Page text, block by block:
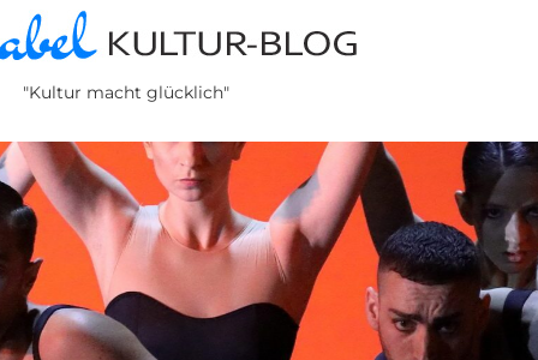
"Kultur macht glücklich"